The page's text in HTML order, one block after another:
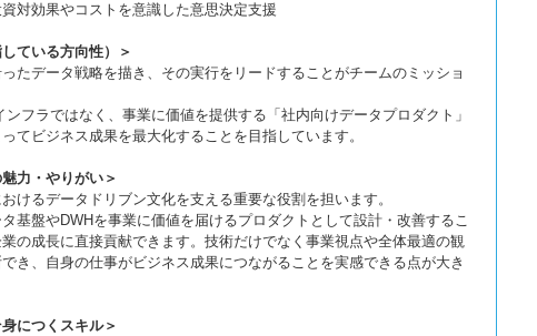
対効果やコストを意識した意思決定支援
ている方向性）＞
たデータ戦略を描き、その実行をリードすることがチームのミッショ
フラではなく、事業に価値を提供する「社内向けデータプロダクト」
てビジネス成果を最大化することを目指しています。
力・やりがい＞
けるデータドリブン文化を支える重要な役割を担います。
基盤やDWHを事業に価値を届けるプロダクトとして設計・改善するこ
の成長に直接貢献できます。技術だけでなく事業視点や全体最適の観
き、自身の仕事がビジネス成果につながることを実感できる点が大き
につくスキル＞